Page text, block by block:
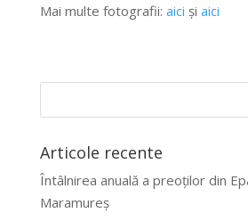
Mai multe fotografii: aici și aici
Articole recente
Întâlnirea anuală a preoților din
Maramureș